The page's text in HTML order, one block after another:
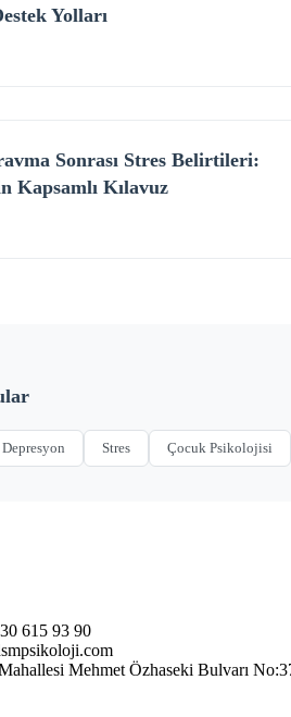
Yolları
Sonrası Stres Belirtileri:
Kapsamlı Kılavuz
Depresyon Stres Çocuk Psikolojisi
615 93 90
Mehmet Özhaseki Bulvarı